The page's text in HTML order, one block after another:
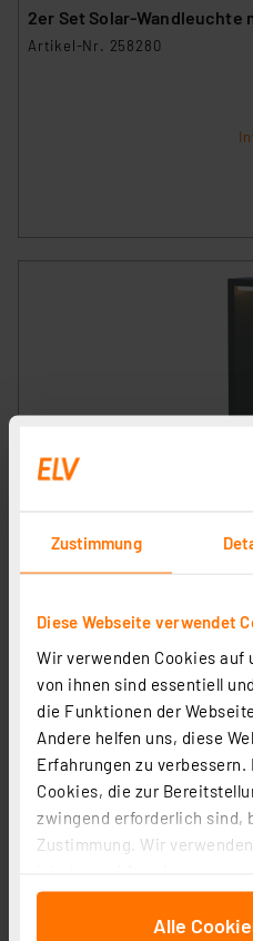
Zustimmung
Diese Webseite verwendet
Wir verwenden Cookies auf
von ihnen sind essentiell
die Funktionen der
Andere helfen uns, diese
Erfahrungen zu verbessern.
Cookies, die zur
zwingend erforderlich sind,
Zustimmung. Wir
für soziale Medien
auf unsere Website zu
Alle
Artikel-Nr. 258280
Die BOLD Solar-
Artikel-Nr. 258281
Die Bold 24V-Garten Trafo